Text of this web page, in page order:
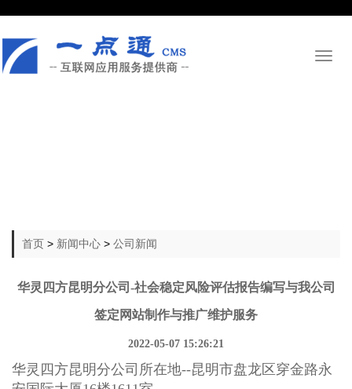
首页 > 新闻中心 > 公司新闻
华灵四方昆明分公司-社会稳定风险评估报告编写​与我公司
签定网站制作与推广维护服务
2022-05-07 15:26:21
华灵四方昆明分公司所在地--昆明市盘龙区穿金路永